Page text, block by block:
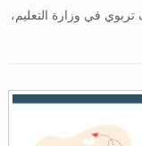
في وزارة التعليم،